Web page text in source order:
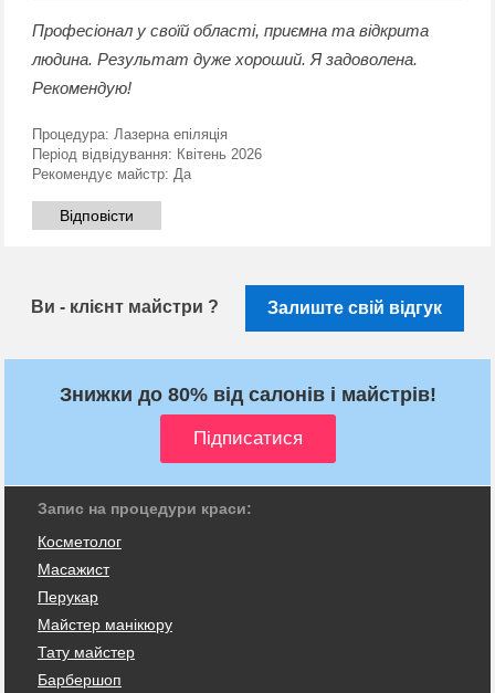
Професіонал у своїй області, приємна та відкрита
людина. Результат дуже хороший. Я задоволена.
Рекомендую!
Процедура: Лазерна епіляція
Період відвідування: Квітень 2026
Рекомендує майстр: Да
Відповісти
Ви - клієнт майстри ? Залиште свій відгук
Знижки до 80% від салонів і майстрів!
Запис на процедури краси:
Косметолог
Масажист
Перукар
Майстер манікюру
Тату майстер
Барбершоп